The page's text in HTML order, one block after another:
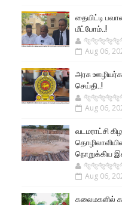
தையிட்டி
மீட்போம்..!
Aug 06,
அரசு
செய்தி..!
Aug 06,
வடமராட்சி
நொறுக்கிய
Aug 06,
கலைமகளில்